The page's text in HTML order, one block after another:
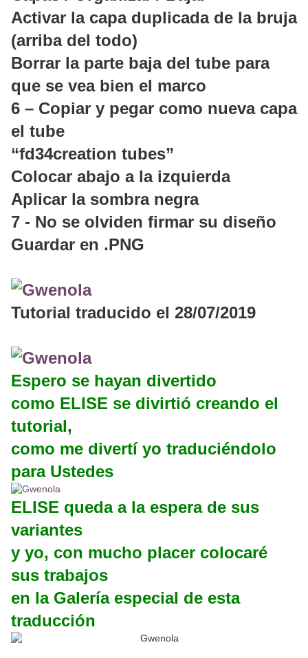
Activar la capa duplicada de la bruja
(arriba del todo)
Borrar la parte baja del tube para
que se vea bien el marco
6 – Copiar y pegar como nueva capa
el tube
“fd34creation tubes”
Colocar abajo a la izquierda
Aplicar la sombra negra
7 - No se olviden firmar su diseño
Guardar en .PNG
Tutorial traducido el 28/07/2019
Espero se hayan divertido
como ELISE se divirtió creando el
tutorial,
como me divertí yo traduciéndolo
para Ustedes
ELISE queda a la espera de sus
variantes
y yo, con mucho placer colocaré
sus trabajos
en la Galería especial de esta
traducción